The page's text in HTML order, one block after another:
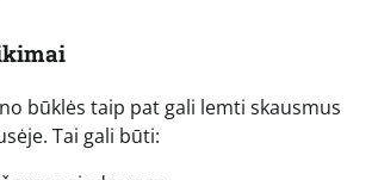
būklės taip pat gali lemti skausmus
Tai gali būti: